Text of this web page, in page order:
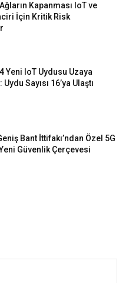
Kapanması IoT ve
İçin Kritik Risk
Yeni IoT Uydusu Uzaya
Sayısı 16’ya Ulaştı
Bant İttifakı’ndan Özel 5G
Güvenlik Çerçevesi